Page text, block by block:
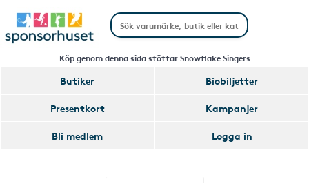
Köp genom denna sida stöttar Snowflake Singers
Butiker
Biobiljetter
Presentkort
Kampanjer
Bli medlem
Logga in